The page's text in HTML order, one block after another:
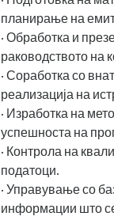
планирање на
· Обработка и
раководството на
· Соработка со
реализација на
· Изработка на
успешноста на
· Контрола на
податоци.
· Управување со
информации што